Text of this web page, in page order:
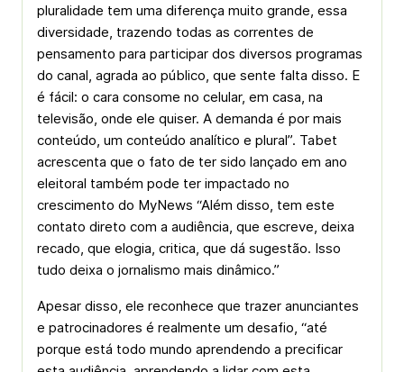
pluralidade tem uma diferença muito grande, essa
diversidade, trazendo todas as correntes de
pensamento para participar dos diversos programas
do canal, agrada ao público, que sente falta disso. E
é fácil: o cara consome no celular, em casa, na
televisão, onde ele quiser. A demanda é por mais
conteúdo, um conteúdo analítico e plural”. Tabet
acrescenta que o fato de ter sido lançado em ano
eleitoral também pode ter impactado no
crescimento do MyNews “Além disso, tem este
contato direto com a audiência, que escreve, deixa
recado, que elogia, critica, que dá sugestão. Isso
tudo deixa o jornalismo mais dinâmico.”
Apesar disso, ele reconhece que trazer anunciantes
e patrocinadores é realmente um desafio, “até
porque está todo mundo aprendendo a precificar